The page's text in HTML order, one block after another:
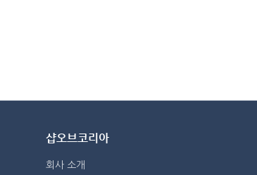
샵오브코리아
회사 소개